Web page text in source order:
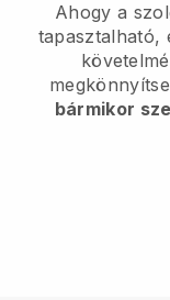
Ahogy a
tapasztalható,
bármikor